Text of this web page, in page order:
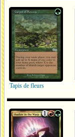
Tapis de fleurs